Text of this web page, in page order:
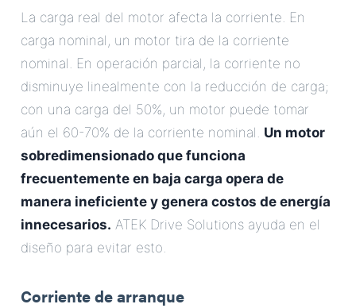
La carga real del motor afecta la corriente. En
carga nominal, un motor tira de la corriente
nominal. En operación parcial, la corriente no
disminuye linealmente con la reducción de carga;
con una carga del 50%, un motor puede tomar
aún el 60-70% de la corriente nominal. Un motor
sobredimensionado que funciona
frecuentemente en baja carga opera de
manera ineficiente y genera costos de energía
innecesarios. ATEK Drive Solutions ayuda en el
diseño para evitar esto.
Corriente de arranque